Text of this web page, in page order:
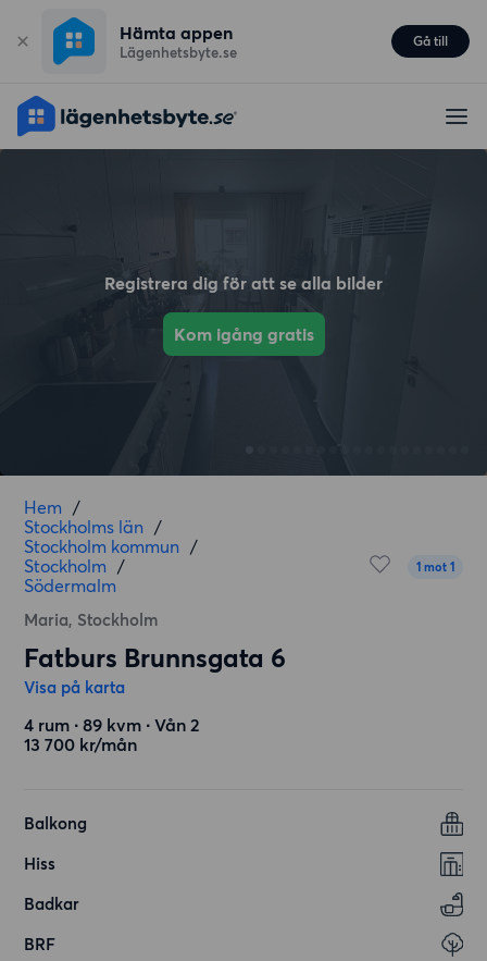
Hämta appen
Lägenhetsbyte.se
Gå till
Registrera dig för att se alla bilder
Kom igång gratis
Hem /
Stockholms län /
Stockholm kommun /
Stockholm /
Södermalm
Maria, Stockholm
1 mot 1
Fatburs Brunnsgata 6
Visa på karta
4 rum ∙ 89 kvm ∙ Vån 2
13 700 kr/mån
Balkong
Hiss
Badkar
BRF